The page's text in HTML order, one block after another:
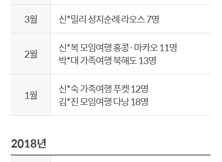
3월
신*밀리 성지순례 라오스 7명
2월
신*복 모임여행 홍콩·마카오 11명
박*대 가족여행 북해도 13명
1월
신*숙 가족여행 푸켓 12명
김*진 모임여행 다낭 18명
2018년